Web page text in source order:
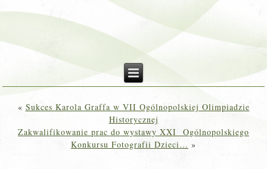
« Sukces Karola Graffa w VII Ogólnopolskiej Olimpiadzie
Historycznej
Zakwalifikowanie prac do wystawy XXI Ogólnopolskiego
Konkursu Fotografii Dzieci… »